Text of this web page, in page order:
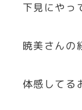
下見にやっ
暁美さんの
体感してる